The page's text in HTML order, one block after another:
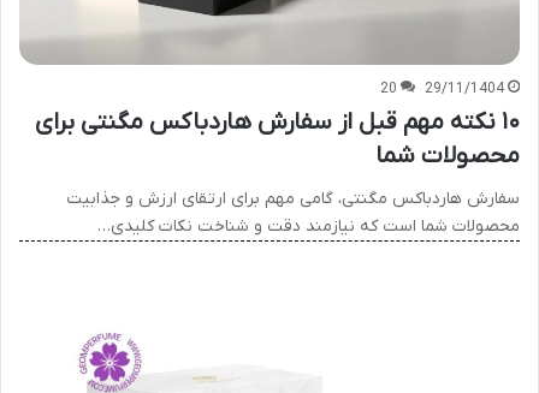
29/11/1404
20
۱۰ نکته مهم قبل از سفارش هاردباکس مگنتی برای
محصولات شما
سفارش هاردباکس مگنتی، گامی مهم برای ارتقای ارزش و جذابیت
محصولات شما است که نیازمند دقت و شناخت نکات کلیدی…